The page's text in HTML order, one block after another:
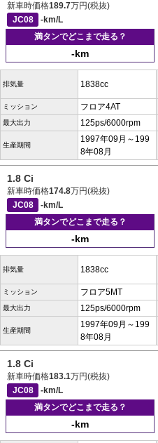
新車時価格189.7万円(税抜)
JC08
-km/L
満タンでどこまで走る？
-km
排気量 1838cc
ミッション フロア4AT
最大出力 125ps/6000rpm
生産期間
1997年09月～199
8年08月
1.8 Ci
新車時価格174.8万円(税抜)
JC08
-km/L
満タンでどこまで走る？
-km
排気量 1838cc
ミッション フロア5MT
最大出力 125ps/6000rpm
生産期間
1997年09月～199
8年08月
1.8 Ci
新車時価格183.1万円(税抜)
JC08
-km/L
満タンでどこまで走る？
-km